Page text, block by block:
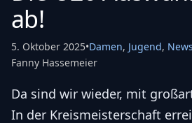
ab!
5. Oktober 2025•Damen, Jugend, News
Fanny Hassemeier
Da sind wir wieder, mit
In der Kreismeisterschaft